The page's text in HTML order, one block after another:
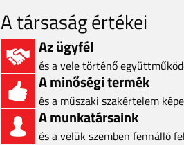
A társaság értékei
Az ügyfél
és a vele történő
A minőségi termék
és a műszaki szakértelem
A munkatársaink
és a velük szemben fennálló